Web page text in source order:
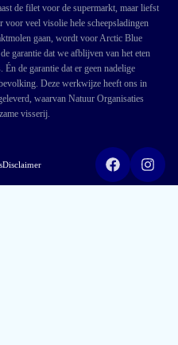
de filet voor de supermarkt, maar liefst
veel visolie hele scheepsladingen
gaan, wordt voor Arctic Blue
garantie dat we afblijven van het eten
de garantie dat er geen nadelige
Deze werkwijze heeft ons in
waarvan Natuur Organisaties
visserij.
Disclaimer